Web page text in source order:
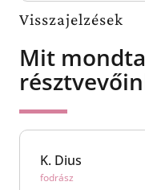
Visszajelzések
Mit
K. Dius
fodrász